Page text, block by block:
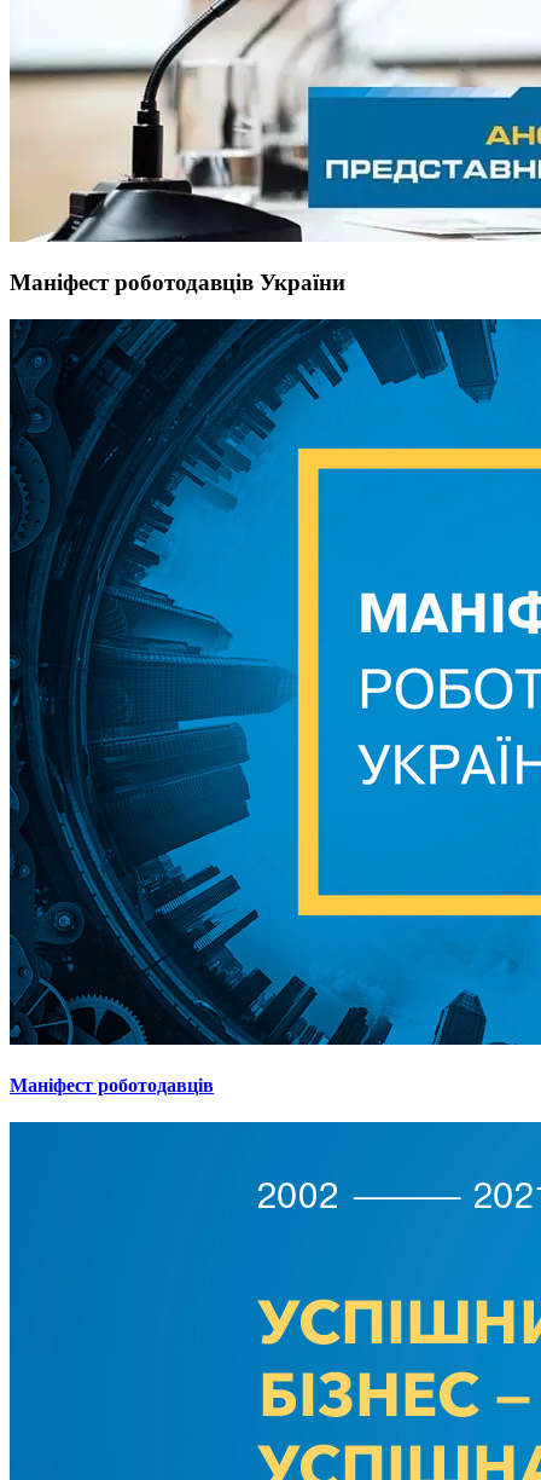
Маніфест роботодавців України
Маніфест роботодавців